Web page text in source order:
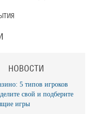
НОВОСТИ
5 типов игроков
свой и подберите
игры